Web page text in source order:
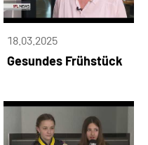
18.03.2025
Gesundes Frühstück